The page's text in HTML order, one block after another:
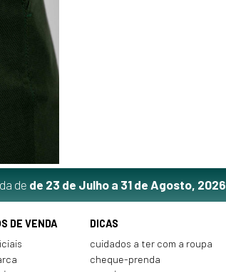
de de 23 de Julho a 31 de Agosto, 2026
DE VENDA
DICAS
cuidados a ter com a roupa
cheque-prenda